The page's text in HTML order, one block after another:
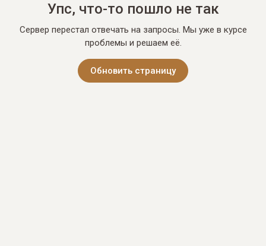
Упс, что-то пошло не так
Сервер перестал отвечать на запросы. Мы уже в курсе
проблемы и решаем её.
Обновить страницу